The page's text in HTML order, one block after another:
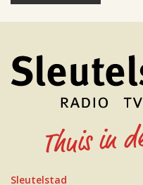
Sleutelstad